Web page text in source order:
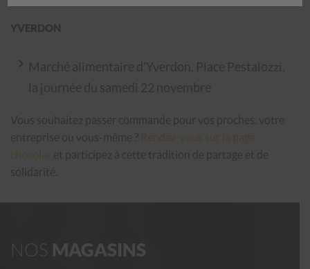
Rendez-vous sur la page
chocolat
NOS MAGASINS